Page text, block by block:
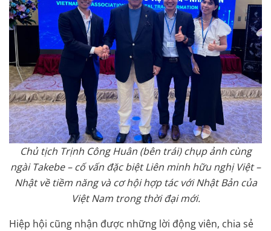
Chủ tịch Trịnh Công Huân (bên trái) chụp ảnh cùng
ngài Takebe – cố vấn đặc biệt Liên minh hữu nghị Việt –
Nhật về tiềm năng và cơ hội hợp tác với Nhật Bản của
Việt Nam trong thời đại mới.
Hiệp hội cũng nhận được những lời động viên, chia sẻ